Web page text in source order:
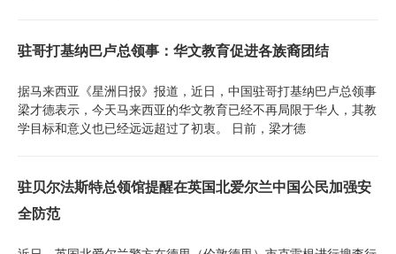
驻哥打基纳巴卢总领事：华文教育促进各族裔团结
据马来西亚《星洲日报》报道，近日，中国驻哥打基纳巴卢总领事
梁才德表示，今天马来西亚的华文教育已经不再局限于华人，其教
学目标和意义也已经远远超过了初衷。 日前，梁才德
驻贝尔法斯特总领馆提醒在英国北爱尔兰中国公民加强安
全防范